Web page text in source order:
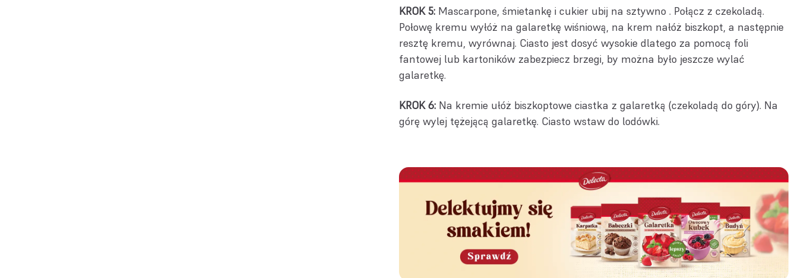
KROK 5: Mascarpone, śmietankę i cukier ubij na sztywno . Połącz z czekoladą.
Połowę kremu wyłóż na galaretkę wiśniową, na krem nałóż biszkopt, a następnie
resztę kremu, wyrównaj. Ciasto jest dosyć wysokie dlatego za pomocą foli
fantowej lub kartoników zabezpiecz brzegi, by można było jeszcze wylać
galaretkę.
KROK 6: Na kremie ułóż biszkoptowe ciastka z galaretką (czekoladą do góry). Na
górę wylej tężejącą galaretkę. Ciasto wstaw do lodówki.